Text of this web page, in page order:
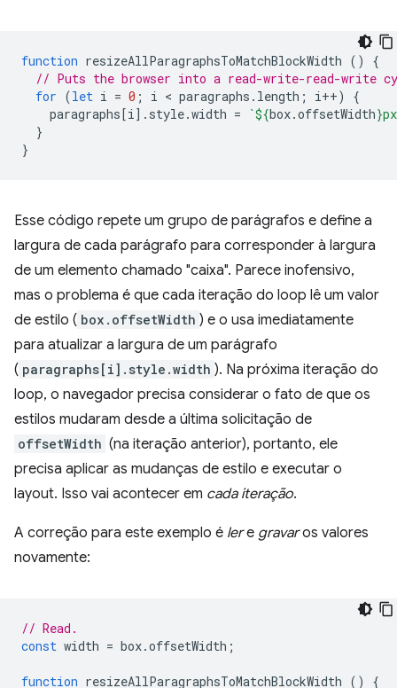
function resizeAllParagraphsToMatchBlockWidth ()
{
// Puts the browser into a read-write-read-write
for (let i = 0 ; i < paragraphs . length ; i++)
{
paragraphs[i]. style.width = `${box.offsetWidth}
}
}
Esse código repete um grupo de parágrafos e define a
largura de cada parágrafo para corresponder à largura
de um elemento chamado "caixa". Parece inofensivo,
mas o problema é que cada iteração do loop lê um valor
de estilo ( box.offsetWidth ) e o usa imediatamente
para atualizar a largura de um parágrafo
( paragraphs[i].style.width ). Na próxima iteração do
loop, o navegador precisa considerar o fato de que os
estilos mudaram desde a última solicitação de
offsetWidth (na iteração anterior), portanto, ele
precisa aplicar as mudanças de estilo e executar o
layout. Isso vai acontecer em cada iteração.
A correção para este exemplo é lere gravaros valores
novamente:
// Read.
const width = box.offsetWidth ;
function resizeAllParagraphsToMatchBlockWidth ()
{